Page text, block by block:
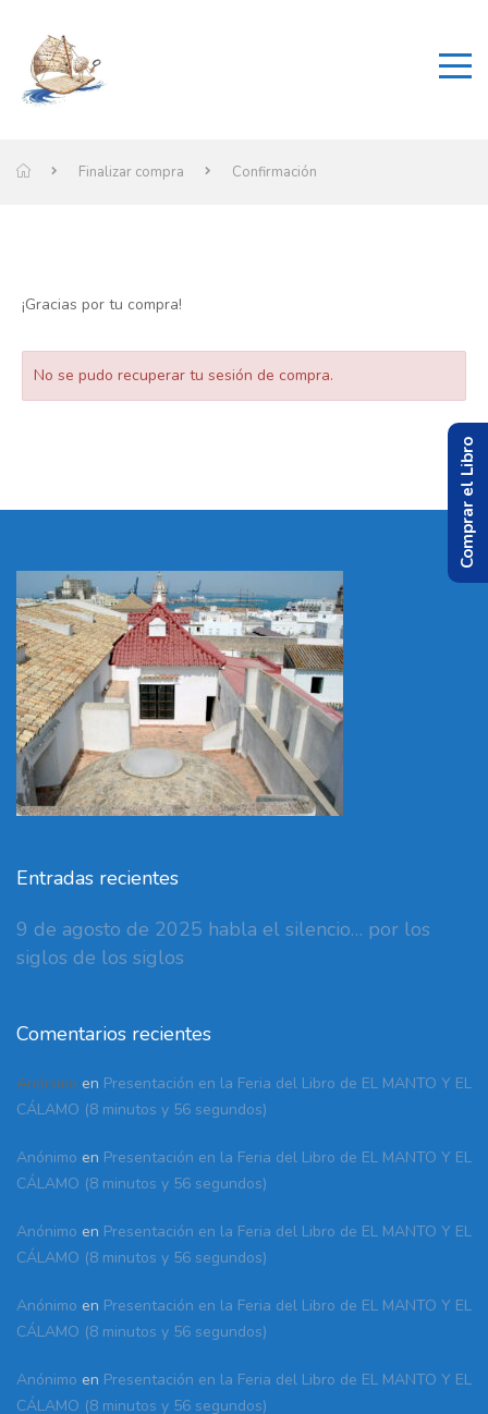
Finalizar compra Confirmación
¡Gracias por tu compra!
No se pudo recuperar tu sesión de compra.
Entradas recientes
9 de agosto de 2025 habla el silencio… por los
siglos de los siglos
Comentarios recientes
Anónimo en Presentación en la Feria del Libro de EL MANTO Y EL
CÁLAMO (8 minutos y 56 segundos)
Anónimo en Presentación en la Feria del Libro de EL MANTO Y EL
CÁLAMO (8 minutos y 56 segundos)
Anónimo en Presentación en la Feria del Libro de EL MANTO Y EL
CÁLAMO (8 minutos y 56 segundos)
Anónimo en Presentación en la Feria del Libro de EL MANTO Y EL
CÁLAMO (8 minutos y 56 segundos)
Anónimo en Presentación en la Feria del Libro de EL MANTO Y EL
CÁLAMO (8 minutos y 56 segundos)
Comprar el Libro